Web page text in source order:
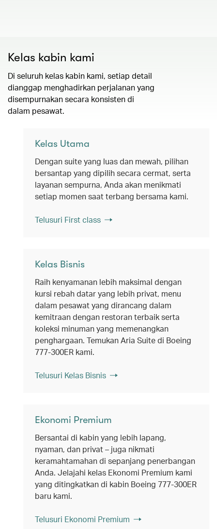
Kelas kabin kami
Di seluruh kelas kabin kami, setiap detail
dianggap menghadirkan perjalanan yang
disempurnakan secara konsisten di
dalam pesawat.
Kelas Utama
Dengan suite yang luas dan mewah, pilihan
bersantap yang dipilih secara cermat, serta
layanan sempurna, Anda akan menikmati
setiap momen saat terbang bersama kami.
Telusuri First class
Kelas Bisnis
Raih kenyamanan lebih maksimal dengan
kursi rebah datar yang lebih privat, menu
dalam pesawat yang dirancang dalam
kemitraan dengan restoran terbaik serta
koleksi minuman yang memenangkan
penghargaan. Temukan Aria Suite di Boeing
777-300ER kami.
Telusuri Kelas Bisnis
Ekonomi Premium
Bersantai di kabin yang lebih lapang,
nyaman, dan privat – juga nikmati
keramahtamahan di sepanjang penerbangan
Anda. Jelajahi kelas Ekonomi Premium kami
yang ditingkatkan di kabin Boeing 777-300ER
baru kami.
Telusuri Ekonomi Premium